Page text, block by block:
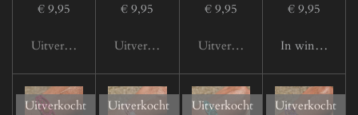
€ 9,95
Uitverkocht
€ 9,95
Uitverkocht
€ 9,95
Uitverkocht
€ 9,95
In
Uitverkocht Uitverkocht Uitverkocht Uitverkocht